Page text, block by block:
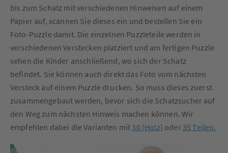
bis zum Schatz mit verschiedenen Hinweisen auf einem
Papier auf, scannen Sie dieses ein und bestellen Sie ein
Foto-Puzzle damit. Die einzelnen Puzzleteile werden in
verschiedenen Verstecken platziert und am fertigen Puzzle
sehen die Kinder anschließend, wo sich der Schatz
befindet. Sie können auch direkt das Foto vom nächsten
Versteck auf einem Puzzle drucken. So muss dieses zuerst
zusammengebaut werden, bevor sich die Schatzsucher auf
den Weg zum nächsten Hinweis machen können. Wir
empfehlen dabei die Varianten mit30 (Holz) oder35 Teilen.